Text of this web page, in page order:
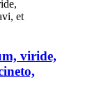
viride,